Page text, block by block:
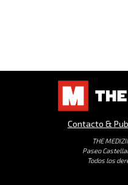
Contacto &
THE
Paseo
Todos los